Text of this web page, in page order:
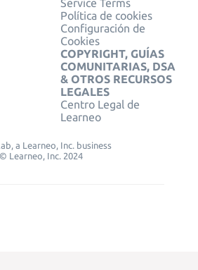
Service Terms
Política de cookies
Configuración de
Cookies
COPYRIGHT, GUÍAS
COMUNITARIAS, DSA
& OTROS RECURSOS
LEGALES
Centro Legal de
Learneo
a Learneo, Inc. business
© Learneo, Inc. 2024